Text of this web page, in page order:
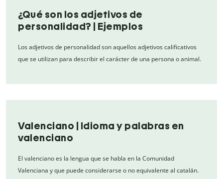
¿Qué son los adjetivos de
personalidad? | Ejemplos
Los adjetivos de personalidad son aquellos adjetivos calificativos
que se utilizan para describir el carácter de una persona o animal.
Valenciano | Idioma y palabras en
valenciano
El valenciano es la lengua que se habla en la Comunidad
Valenciana y que puede considerarse o no equivalente al catalán.